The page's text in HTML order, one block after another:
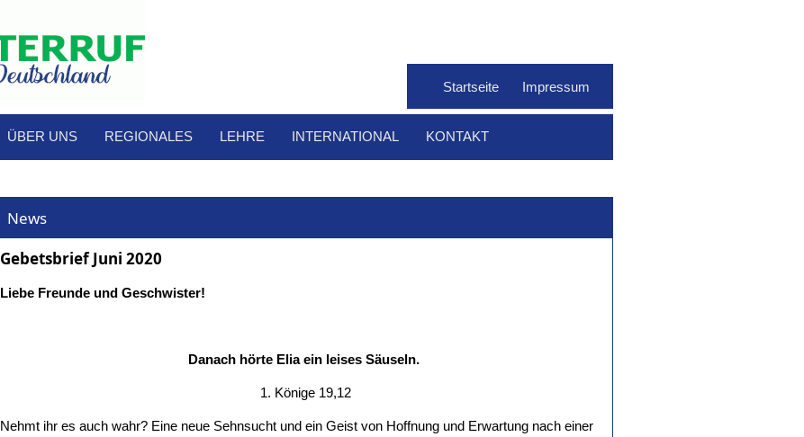
Startseite Impressum
ÜBER UNS REGIONALES LEHRE INTERNATIONAL KONTAKT
News
Gebetsbrief Juni 2020
Liebe Freunde und Geschwister!
Danach hörte Elia ein leises Säuseln.
1. Könige 19,12
Nehmt ihr es auch wahr? Eine neue Sehnsucht und ein Geist von Hoffnung und Erwartung nach einer